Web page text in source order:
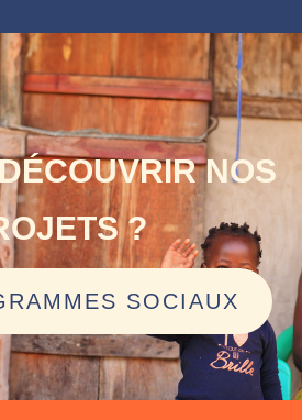
NOS
?
SOCIAUX